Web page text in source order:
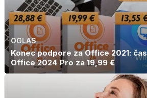
OGLAS
Konec podpore za Office 2021:
Office 2024 Pro za 19,99 €